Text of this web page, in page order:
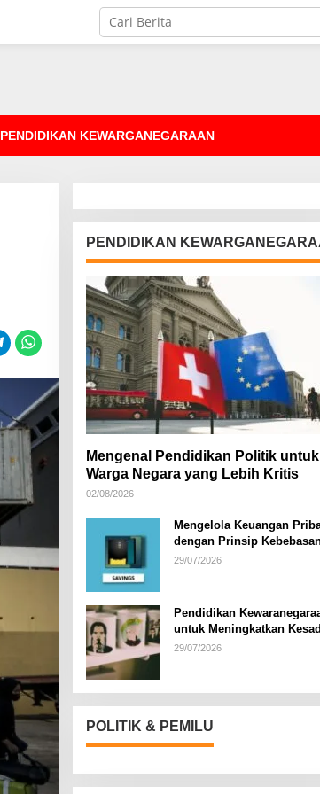
PENDIDIKAN KEWARGANEGARAAN
PENDIDIKAN
Mengenal Pendidikan Politik untuk
Warga Negara yang Lebih Kritis
02/08/2026
Mengelola Keuangan
dengan Prinsip
Finansial
29/07/2026
Pendidikan
untuk Meningkatkan
Berbangsa dan Bernegara
29/07/2026
POLITIK & PEMILU